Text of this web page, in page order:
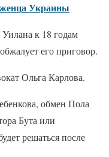
Украины
к 18 годам
его приговор.
Ольга Карлова.
обмен Пола
Бута или
решаться после